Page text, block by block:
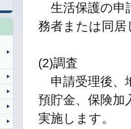
生活保護の申
務者または同
(2)調査
申請受理後、
預貯金、保険加
実施します。